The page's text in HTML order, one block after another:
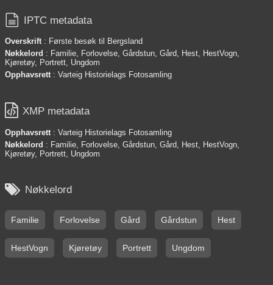
 IPTC metadata
Overskrift: Første besøk til Bergsland
Nøkkelord : Familie, Forlovelse, Gårdstun, Gård, Hest, HestVogn,
Kjøretøy, Portrett, Ungdom
Opphavsrett: Varteig Historielags Fotosamling
 XMP metadata
Opphavsrett: Varteig Historielags Fotosamling
Nøkkelord : Familie, Forlovelse, Gårdstun, Gård, Hest, HestVogn,
Kjøretøy, Portrett, Ungdom
 Nøkkelord
Familie Forlovelse Gård Gårdstun Hest
HestVogn Kjøretøy Portrett Ungdom